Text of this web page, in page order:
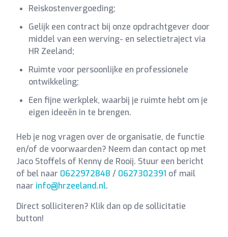
Reiskostenvergoeding;
Gelijk een contract bij onze opdrachtgever door
middel van een werving- en selectietraject via
HR Zeeland;
Ruimte voor persoonlijke en professionele
ontwikkeling;
Een fijne werkplek, waarbij je ruimte hebt om je
eigen ideeën in te brengen.
Heb je nog vragen over de organisatie, de functie
en/of de voorwaarden? Neem dan contact op met
Jaco Stoffels of Kenny de Rooij. Stuur een bericht
of bel naar 0622972848 / 0627302391 of mail
naar info@hrzeeland.nl.
Direct solliciteren? Klik dan op de sollicitatie
button!